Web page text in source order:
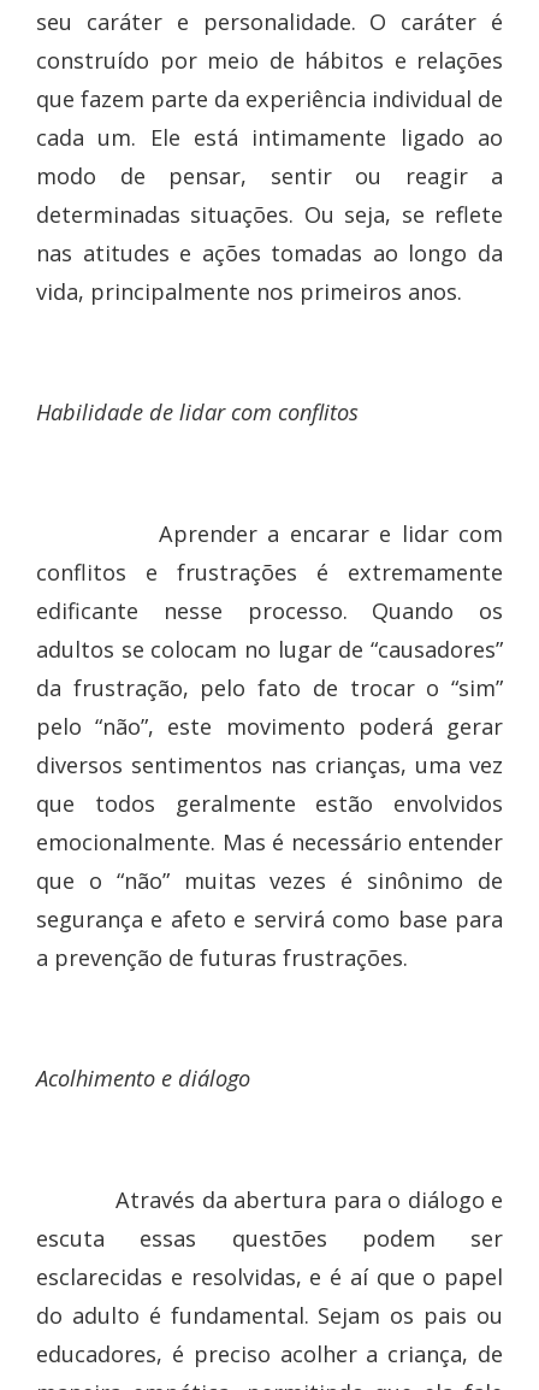
seu caráter e personalidade. O caráter é
construído por meio de hábitos e relações
que fazem parte da experiência individual de
cada um. Ele está intimamente ligado ao
modo de pensar, sentir ou reagir a
determinadas situações. Ou seja, se reflete
nas atitudes e ações tomadas ao longo da
vida, principalmente nos primeiros anos.
Habilidade de lidar com conflitos
Aprender a encarar e lidar com
conflitos e frustrações é extremamente
edificante nesse processo. Quando os
adultos se colocam no lugar de “causadores”
da frustração, pelo fato de trocar o “sim”
pelo “não”, este movimento poderá gerar
diversos sentimentos nas crianças, uma vez
que todos geralmente estão envolvidos
emocionalmente. Mas é necessário entender
que o “não” muitas vezes é sinônimo de
segurança e afeto e servirá como base para
a prevenção de futuras frustrações.
Acolhimento e diálogo
Através da abertura para o diálogo e
escuta essas questões podem ser
esclarecidas e resolvidas, e é aí que o papel
do adulto é fundamental. Sejam os pais ou
educadores, é preciso acolher a criança, de